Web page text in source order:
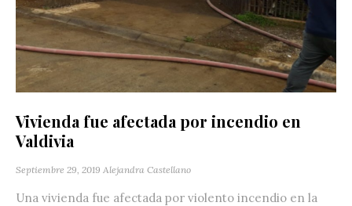
Vivienda fue afectada por incendio en
Valdivia
Septiembre 29, 2019 Alejandra Castellano
Una vivienda fue afectada por violento incendio en la